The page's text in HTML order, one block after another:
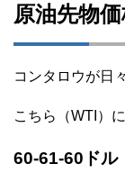
原油先物
コンタロウが日
こちら（WTI）
60-61-60ドル